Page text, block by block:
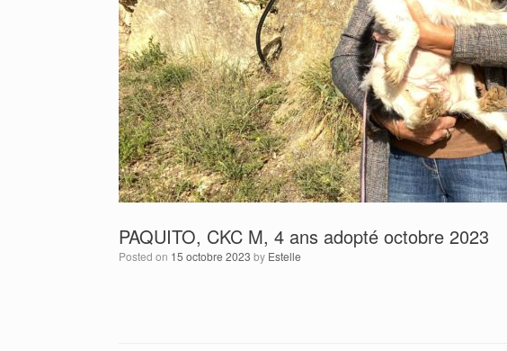
PAQUITO, CKC M, 4 ans adopté octobre 2023
Posted on 15 octobre 2023 by Estelle